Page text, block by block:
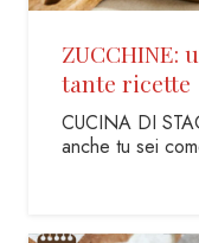
ZUCCHINE:
tante ricette
CUCINA DI
anche tu sei